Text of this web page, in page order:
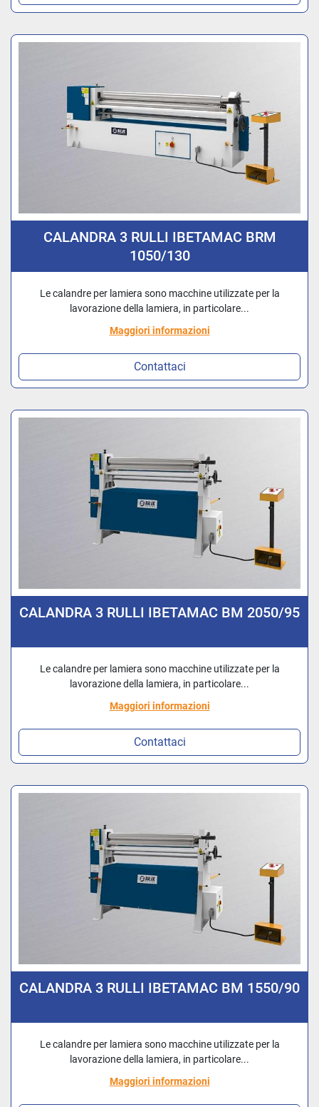
CALANDRA 3 RULLI IBETAMAC BRM
1050/130
Le calandre per lamiera sono macchine utilizzate per la
lavorazione della lamiera, in particolare...
Maggiori informazioni
Contattaci
CALANDRA 3 RULLI IBETAMAC BM 2050/95
Le calandre per lamiera sono macchine utilizzate per la
lavorazione della lamiera, in particolare...
Maggiori informazioni
Contattaci
CALANDRA 3 RULLI IBETAMAC BM 1550/90
Le calandre per lamiera sono macchine utilizzate per la
lavorazione della lamiera, in particolare...
Maggiori informazioni